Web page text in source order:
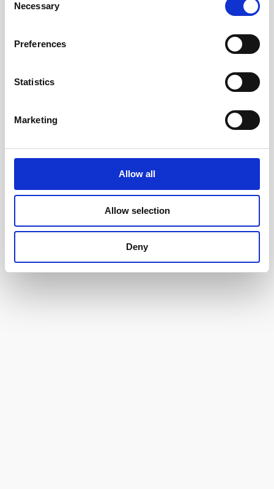
Selection
Necessary
Preferences
Statistics
Marketing
Allow all
Allow selection
Deny